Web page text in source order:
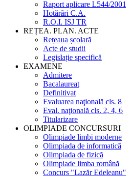
Raport aplicare L544/2001
Hotărâri C.A.
R.O.I. ISJ TR
REȚEA. PLAN. ACTE
Rețeaua școlară
Acte de studii
Legislație specifică
EXAMENE
Admitere
Bacalaureat
Definitivat
Evaluarea naţională cls. 8
Eval. naţională cls. 2, 4, 6
Titularizare
OLIMPIADE CONCURSURI
Olimpiade limbi moderne
Olimpiada de informatică
Olimpiada de fizică
Olimpiade limba română
Concurs "Lazăr Edeleanu"